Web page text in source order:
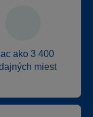
ako 3 400
miest